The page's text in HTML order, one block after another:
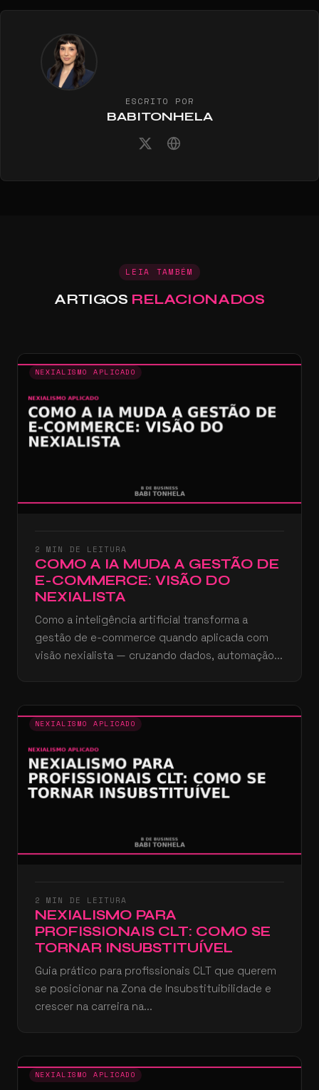
ESCRITO POR
BABITONHELA
LEIA TAMBÉM
ARTIGOS RELACIONADOS
NEXIALISMO APLICADO
2 MIN DE LEITURA
COMO A IA MUDA A GESTÃO DE
E-COMMERCE: VISÃO DO
NEXIALISTA
Como a inteligência artificial transforma a
gestão de e-commerce quando aplicada com
visão nexialista — cruzando dados, automação...
NEXIALISMO APLICADO
2 MIN DE LEITURA
NEXIALISMO PARA
PROFISSIONAIS CLT: COMO SE
TORNAR INSUBSTITUÍVEL
Guia prático para profissionais CLT que querem
se posicionar na Zona de Insubstituibilidade e
crescer na carreira na...
NEXIALISMO APLICADO